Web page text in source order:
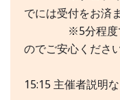
でには受付をお済
※5分程度で記
のでご安心くださ
15:15 主催者説明